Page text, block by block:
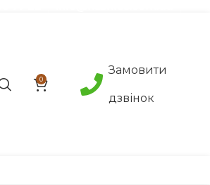
0
Замовити
дзвінок